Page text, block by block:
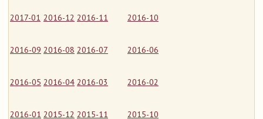
2017-01 2016-12 2016-11 2016-10
2016-09 2016-08 2016-07 2016-06
2016-05 2016-04 2016-03 2016-02
2016-01 2015-12 2015-11 2015-10